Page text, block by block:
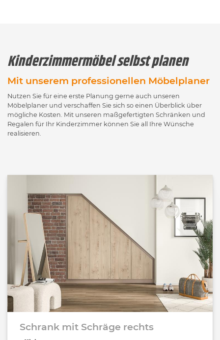
Kinderzimmermöbel selbst planen
Mit unserem professionellen Möbelplaner
Nutzen Sie für eine erste Planung gerne auch unseren
Möbelplaner und verschaffen Sie sich so einen Überblick über
mögliche Kosten. Mit unseren maßgefertigten Schränken und
Regalen für Ihr Kinderzimmer können Sie all Ihre Wünsche
realisieren.
Schrank mit Schräge rechts